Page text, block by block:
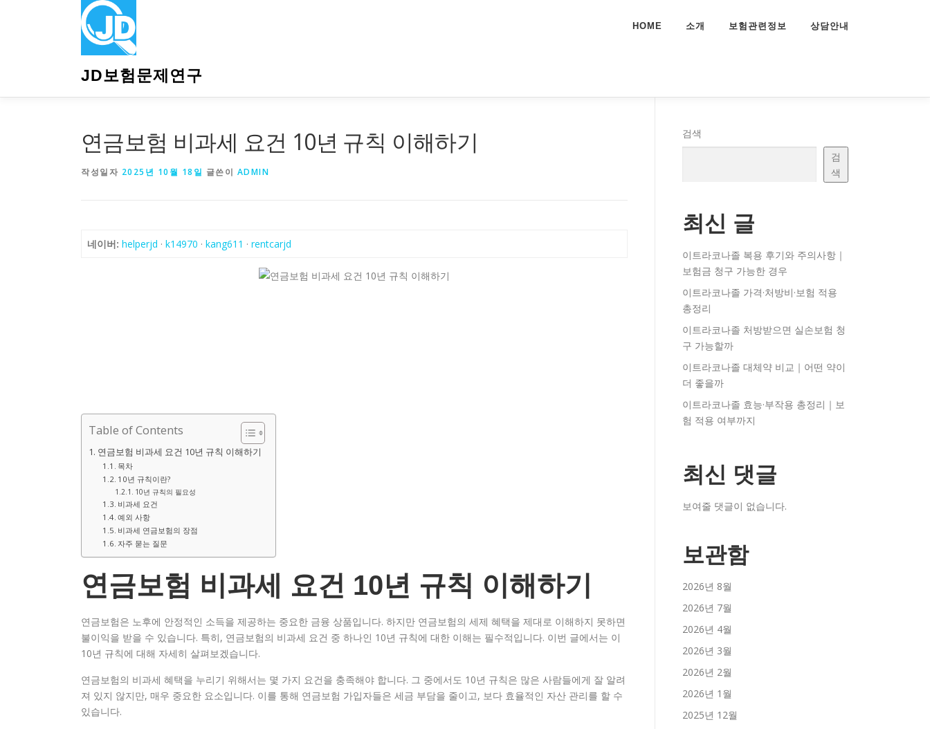
JD보험문제연구
HOME 소개 보험관련정보 상담안내
연금보험 비과세 요건 10년 규칙 이해하기
작성일자 2025년 10월 18일 글쓴이 ADMIN
네이버: helperjd · k14970 · kang611 · rentcarjd
Table of Contents
연금보험 비과세 요건 10년 규칙 이해하기
목차
10년 규칙이란?
10년 규칙의 필요성
비과세 요건
예외 사항
비과세 연금보험의 장점
자주 묻는 질문
연금보험 비과세 요건 10년 규칙 이해하기
연금보험은 노후에 안정적인 소득을 제공하는 중요한 금융 상품입니다. 하지만 연금보험의 세제 혜택을 제대로 이해하지 못하면
불이익을 받을 수 있습니다. 특히, 연금보험의 비과세 요건 중 하나인 10년 규칙에 대한 이해는 필수적입니다. 이번 글에서는 이
10년 규칙에 대해 자세히 살펴보겠습니다.
연금보험의 비과세 혜택을 누리기 위해서는 몇 가지 요건을 충족해야 합니다. 그 중에서도 10년 규칙은 많은 사람들에게 잘 알려
져 있지 않지만, 매우 중요한 요소입니다. 이를 통해 연금보험 가입자들은 세금 부담을 줄이고, 보다 효율적인 자산 관리를 할 수
있습니다.
검색
검
색
최신 글
이트라코나졸 복용 후기와 주의사항｜
보험금 청구 가능한 경우
이트라코나졸 가격·처방비·보험 적용
총정리
이트라코나졸 처방받으면 실손보험 청
구 가능할까
이트라코나졸 대체약 비교｜어떤 약이
더 좋을까
이트라코나졸 효능·부작용 총정리｜보
험 적용 여부까지
최신 댓글
보여줄 댓글이 없습니다.
보관함
2026년 8월
2026년 7월
2026년 4월
2026년 3월
2026년 2월
2026년 1월
2025년 12월